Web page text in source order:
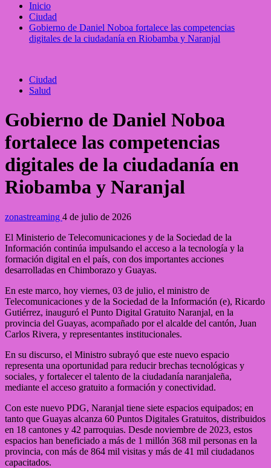
Inicio
Ciudad
Gobierno de Daniel Noboa fortalece las competencias
digitales de la ciudadanía en Riobamba y Naranjal
Ciudad
Salud
Gobierno de Daniel Noboa
fortalece las competencias
digitales de la ciudadanía en
Riobamba y Naranjal
zonastreaming 4 de julio de 2026
El Ministerio de Telecomunicaciones y de la Sociedad de la
Información continúa impulsando el acceso a la tecnología y la
formación digital en el país, con dos importantes acciones
desarrolladas en Chimborazo y Guayas.
En este marco, hoy viernes, 03 de julio, el ministro de
Telecomunicaciones y de la Sociedad de la Información (e), Ricardo
Gutiérrez, inauguró el Punto Digital Gratuito Naranjal, en la
provincia del Guayas, acompañado por el alcalde del cantón, Juan
Carlos Rivera, y representantes institucionales.
En su discurso, el Ministro subrayó que este nuevo espacio
representa una oportunidad para reducir brechas tecnológicas y
sociales, y fortalecer el talento de la ciudadanía naranjaleña,
mediante el acceso gratuito a formación y conectividad.
Con este nuevo PDG, Naranjal tiene siete espacios equipados; en
tanto que Guayas alcanza 60 Puntos Digitales Gratuitos, distribuidos
en 18 cantones y 42 parroquias. Desde noviembre de 2023, estos
espacios han beneficiado a más de 1 millón 368 mil personas en la
provincia, con más de 864 mil visitas y más de 41 mil ciudadanos
capacitados.